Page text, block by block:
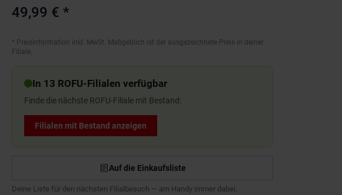
49,99 € *
* Preisinformation inkl. MwSt. Maßgeblich ist der ausgezeichnete Preis in deiner
Filiale.
In 13 ROFU-Filialen verfügbar
Finde die nächste ROFU-Filiale mit Bestand:
Filialen mit Bestand anzeigen
Auf die Einkaufsliste
Deine Liste für den nächsten Filialbesuch — am Handy immer dabei.